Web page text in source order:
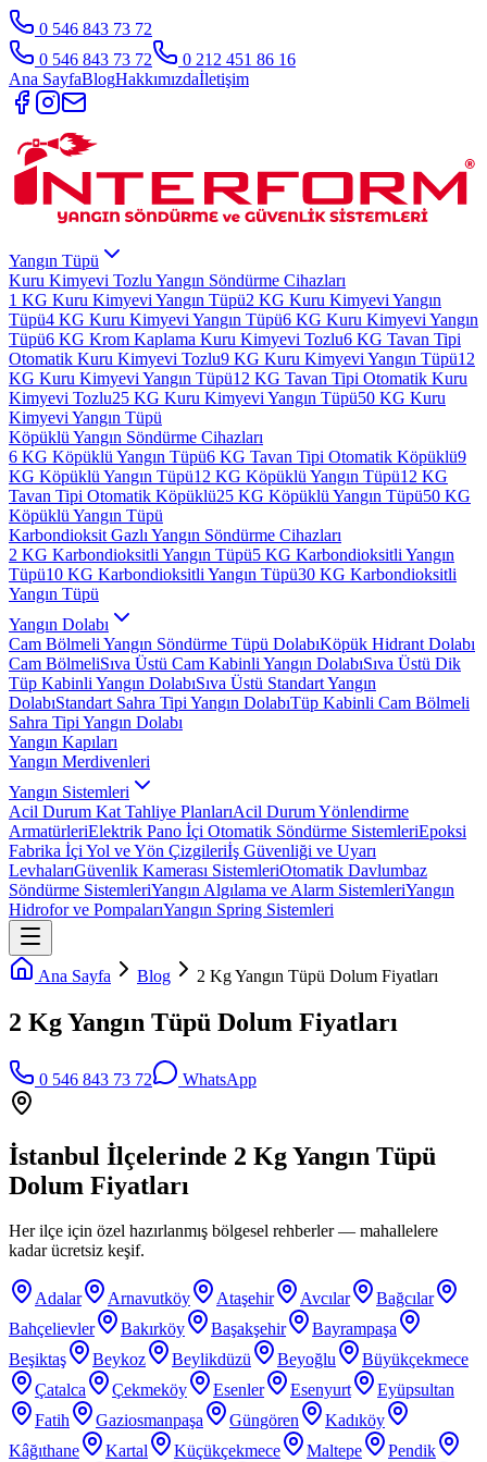
0 546 843 73 72
0 546 843 73 72
0 212 451 86 16
Ana SayfaBlogHakkımızdaİletişim
Yangın Tüpü
Kuru Kimyevi Tozlu Yangın Söndürme Cihazları
1 KG Kuru Kimyevi Yangın Tüpü2 KG Kuru Kimyevi Yangın
Tüpü4 KG Kuru Kimyevi Yangın Tüpü6 KG Kuru Kimyevi Yangın
Tüpü6 KG Krom Kaplama Kuru Kimyevi Tozlu6 KG Tavan Tipi
Otomatik Kuru Kimyevi Tozlu9 KG Kuru Kimyevi Yangın Tüpü12
KG Kuru Kimyevi Yangın Tüpü12 KG Tavan Tipi Otomatik Kuru
Kimyevi Tozlu25 KG Kuru Kimyevi Yangın Tüpü50 KG Kuru
Kimyevi Yangın Tüpü
Köpüklü Yangın Söndürme Cihazları
6 KG Köpüklü Yangın Tüpü6 KG Tavan Tipi Otomatik Köpüklü9
KG Köpüklü Yangın Tüpü12 KG Köpüklü Yangın Tüpü12 KG
Tavan Tipi Otomatik Köpüklü25 KG Köpüklü Yangın Tüpü50 KG
Köpüklü Yangın Tüpü
Karbondioksit Gazlı Yangın Söndürme Cihazları
2 KG Karbondioksitli Yangın Tüpü5 KG Karbondioksitli Yangın
Tüpü10 KG Karbondioksitli Yangın Tüpü30 KG Karbondioksitli
Yangın Tüpü
Yangın Dolabı
Cam Bölmeli Yangın Söndürme Tüpü DolabıKöpük Hidrant Dolabı
Cam BölmeliSıva Üstü Cam Kabinli Yangın DolabıSıva Üstü Dik
Tüp Kabinli Yangın DolabıSıva Üstü Standart Yangın
DolabıStandart Sahra Tipi Yangın DolabıTüp Kabinli Cam Bölmeli
Sahra Tipi Yangın Dolabı
Yangın Kapıları
Yangın Merdivenleri
Yangın Sistemleri
Acil Durum Kat Tahliye PlanlarıAcil Durum Yönlendirme
ArmatürleriElektrik Pano İçi Otomatik Söndürme SistemleriEpoksi
Fabrika İçi Yol ve Yön Çizgileriİş Güvenliği ve Uyarı
LevhalarıGüvenlik Kamerası SistemleriOtomatik Davlumbaz
Söndürme SistemleriYangın Algılama ve Alarm SistemleriYangın
Hidrofor ve PompalarıYangın Spring Sistemleri
Ana Sayfa Blog 2 Kg Yangın Tüpü Dolum Fiyatları
2 Kg Yangın Tüpü Dolum Fiyatları
0 546 843 73 72 WhatsApp
İstanbul İlçelerinde 2 Kg Yangın Tüpü
Dolum Fiyatları
Her ilçe için özel hazırlanmış bölgesel rehberler — mahallelere
kadar ücretsiz keşif.
Adalar Arnavutköy Ataşehir Avcılar
Bağcılar
Bahçelievler
Bakırköy Başakşehir
Bayrampaşa
Beşiktaş
Beykoz Beylikdüzü Beyoğlu
Büyükçekmece
Çatalca
Çekmeköy Esenler Esenyurt
Eyüpsultan
Fatih
Gaziosmanpaşa Güngören
Kadıköy
Kâğıthane
Kartal Küçükçekmece Maltepe
Pendik